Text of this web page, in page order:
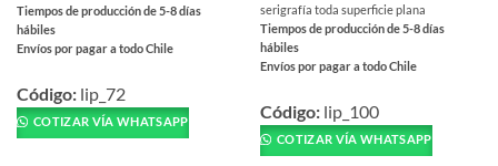
Tiempos de producción de 5-8 días
hábiles
Envíos por pagar a todo Chile
producto
tiene
múltiples
Código: lip_72
COTIZAR VÍA WHATSAPP
serigrafía toda superficie plana
Tiempos de producción de 5-8 días
hábiles
Envíos por pagar a todo Chile
producto
tiene
múltiples
Código: lip_100
COTIZAR VÍA WHATSAPP